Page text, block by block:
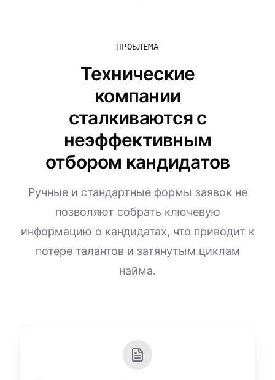
ПРОБЛЕМА
Технические
компании
сталкиваются с
неэффективным
отбором кандидатов
Ручные и стандартные формы заявок не
позволяют собрать ключевую
информацию о кандидатах, что приводит к
потере талантов и затянутым циклам
найма.